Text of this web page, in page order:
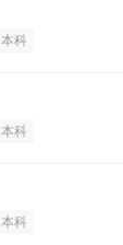
本科
本科
本科